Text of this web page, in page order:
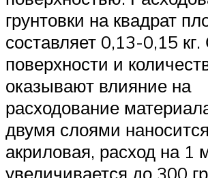
грунтовки на квадрат
составляет 0,13-0,15 кг.
поверхности и
оказывают влияние на
расходование
двумя слоями
акриловая, расход на 1
увеличивается до 300